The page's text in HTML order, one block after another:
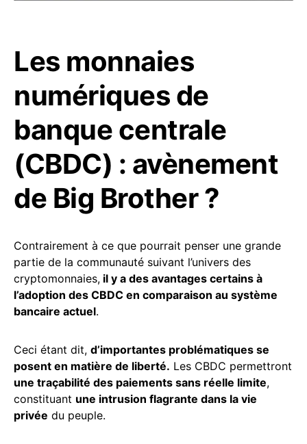
Les monnaies
numériques de
banque centrale
(CBDC) : avènement
de Big Brother ?
Contrairement à ce que pourrait penser une grande
partie de la communauté suivant l’univers des
cryptomonnaies, il y a des avantages certains à
l’adoption des CBDC en comparaison au système
bancaire actuel.
Ceci étant dit, d’importantes problématiques se
posent en matière de liberté. Les CBDC permettront
une traçabilité des paiements sans réelle limite,
constituant une intrusion flagrante dans la vie
privée du peuple.